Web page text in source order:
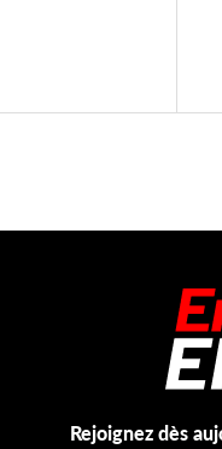
Rejoignez dès